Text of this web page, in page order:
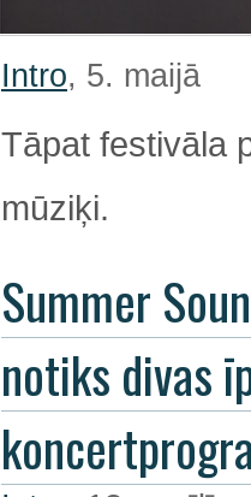
Intro, 5. maijā
Tāpat festivāla
mūziķi.
Summer
notiks divas